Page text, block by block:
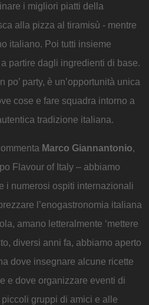
i migliori piatti della
alla pizza al tiramisù - mentre
italiano. Poi tutti insieme
partire dagli ingredienti di base.
po’ party, è un’opportunità unica
cose e fare squadra intorno a
tradizione italiana.
Marco Giannantonio,
Flavour of Italy – abbiamo
i numerosi ospiti internazionali
l’enogastronomia italiana
amano letteralmente ‘mettere
diversi anni fa, abbiamo aperto
dove insegnare alcune ricette
e dove organizzare eventi di
piccoli gruppi di amici e alle